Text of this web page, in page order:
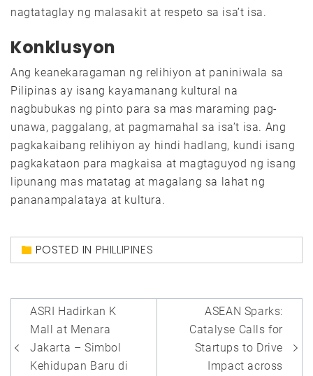
nagtataglay ng malasakit at respeto sa isa’t isa.
Konklusyon
Ang keanekaragaman ng relihiyon at paniniwala sa
Pilipinas ay isang kayamanang kultural na
nagbubukas ng pinto para sa mas maraming pag-
unawa, paggalang, at pagmamahal sa isa’t isa. Ang
pagkakaibang relihiyon ay hindi hadlang, kundi isang
pagkakataon para magkaisa at magtaguyod ng isang
lipunang mas matatag at magalang sa lahat ng
pananampalataya at kultura.
POSTED IN PHILLIPINES
Post
navigation
ASRI Hadirkan K
Mall at Menara
Jakarta – Simbol
Kehidupan Baru di
ASEAN Sparks:
Catalyse Calls for
Startups to Drive
Impact across